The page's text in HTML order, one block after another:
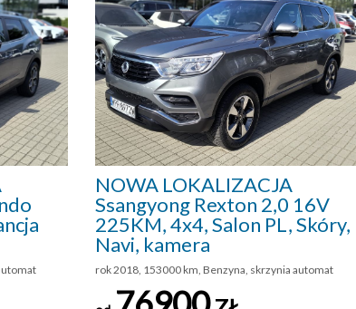
NOWA LOKALIZACJA
Ssangyong Rexton 2,0 16V
225KM, 4x4, Salon PL, Skóry,
Navi, kamera
rok 2018, 153000 km, Benzyna, skrzynia automat